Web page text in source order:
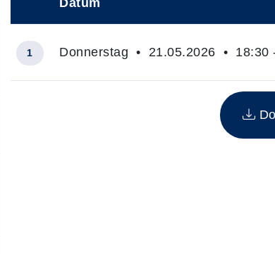
Insgesamt gibt es 1 Termine zum diesen
Datum
1 Donnerstag • 21.05.2026 • 18:30